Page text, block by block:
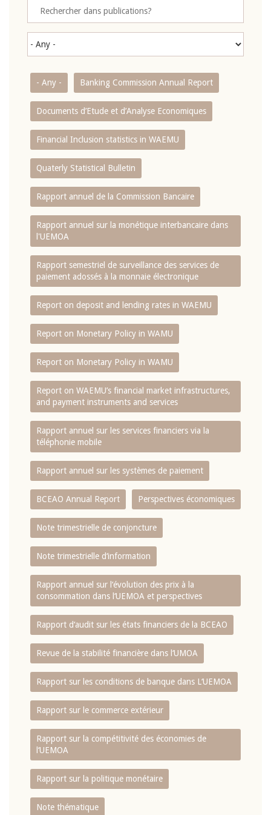
- Any - Banking Commission Annual Report
Documents d’Etude et d’Analyse Economiques
Financial Inclusion statistics in WAEMU
Quaterly Statistical Bulletin
Rapport annuel de la Commission Bancaire
Rapport annuel sur la monétique interbancaire dans
l'UEMOA
Rapport semestriel de surveillance des services de
paiement adossés à la monnaie électronique
Report on deposit and lending rates in WAEMU
Report on Monetary Policy in WAMU
Report on Monetary Policy in WAMU
Report on WAEMU’s financial market infrastructures,
and payment instruments and services
Rapport annuel sur les services financiers via la
téléphonie mobile
Rapport annuel sur les systèmes de paiement
BCEAO Annual Report Perspectives économiques
Note trimestrielle de conjoncture
Note trimestrielle d‘information
Rapport annuel sur l‘évolution des prix à la
consommation dans l‘UEMOA et perspectives
Rapport d‘audit sur les états financiers de la BCEAO
Revue de la stabilité financière dans l‘UMOA
Rapport sur les conditions de banque dans L‘UEMOA
Rapport sur le commerce extérieur
Rapport sur la compétitivité des économies de
l‘UEMOA
Rapport sur la politique monétaire
Note thématique